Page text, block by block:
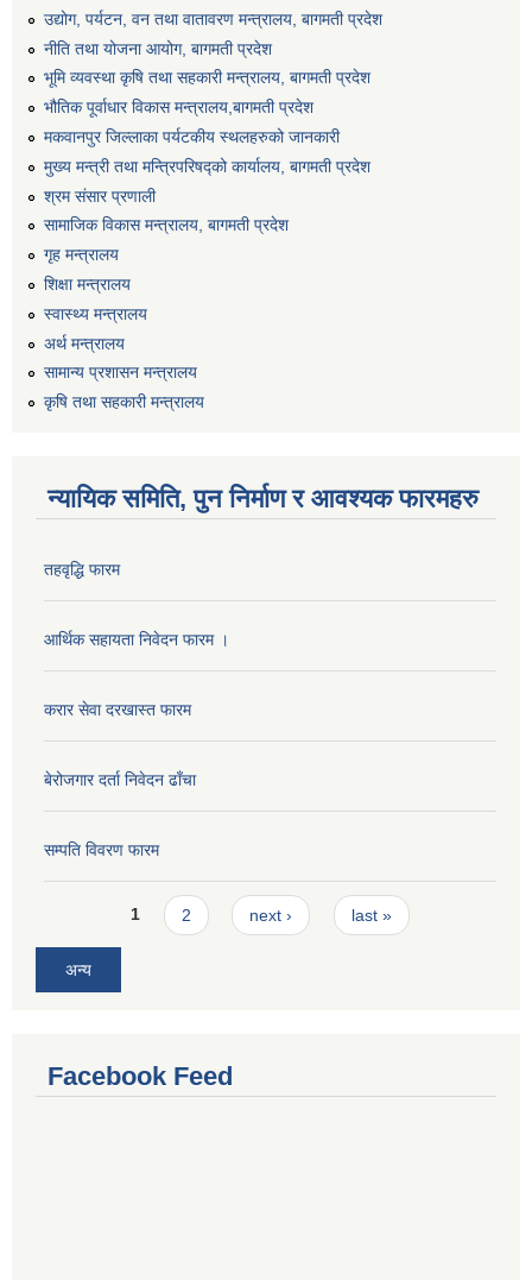
उद्योग, पर्यटन, वन तथा वातावरण मन्त्रालय, बागमती प्रदेश
नीति तथा योजना आयोग, बागमती प्रदेश
भूमि व्यवस्था कृषि तथा सहकारी मन्त्रालय, बागमती प्रदेश
भौतिक पूर्वाधार विकास मन्त्रालय,बागमती प्रदेश
मकवानपुर जिल्लाका पर्यटकीय स्थलहरुको जानकारी
मुख्य मन्त्री तथा मन्त्रिपरिषद्को कार्यालय, बागमती प्रदेश
श्रम संसार प्रणाली
सामाजिक विकास मन्त्रालय, बागमती प्रदेश
गृह मन्त्रालय
शिक्षा मन्त्रालय
स्वास्थ्य मन्त्रालय
अर्थ मन्त्रालय
सामान्य प्रशासन मन्त्रालय
कृषि तथा सहकारी मन्त्रालय
न्यायिक समिति, पुन निर्माण र आवश्यक फारमहरु
तहवृद्धि फारम
आर्थिक सहायता निवेदन फारम ।
करार सेवा दरखास्त फारम
बेरोजगार दर्ता निवेदन ढाँचा
सम्पति विवरण फारम
Pages1 2 next › last »
अन्य
Facebook Feed